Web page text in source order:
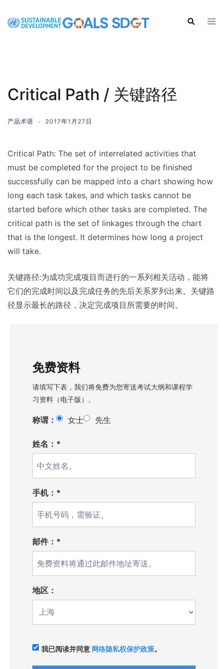
Search
Critical Path / 关键路径
产品术语 2017年1月27日
Critical Path: The set of interrelated activities that
must be completed for the project to be finished
successfully can be mapped into a chart showing how
long each task takes, and which tasks cannot be
started before which other tasks are completed. The
critical path is the set of linkages through the chart
that is the longest. It determines how long a project
will take.
关键路径:为成功完成项目而进行的一系列相关活动，能将
它们的完成时间以及完成任务的先后关系罗列出来。关键路
径显示最长的路径，决定完成项目所需要的时间。
免费资料
请填写下表，我们将免费为您寄送考试大纲和课程学
习资料（电子版）。
称谓： 女士 先生
姓名：*
手机：*
邮件：*
地区：
我已阅读并同意 网络隐私权保护政策。